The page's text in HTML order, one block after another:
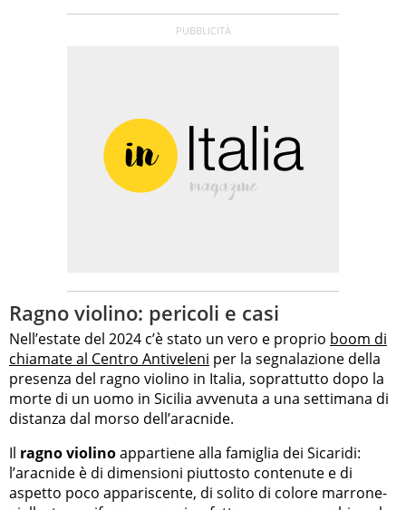
Ragno violino: pericoli e casi
Nell’estate del 2024 c’è stato un vero e proprio boom di
chiamate al Centro Antiveleni per la segnalazione della
presenza del ragno violino in Italia, soprattutto dopo la
morte di un uomo in Sicilia avvenuta a una settimana di
distanza dal morso dell’aracnide.
Il ragno violinoappartiene alla famiglia dei Sicaridi:
l’aracnide è di dimensioni piuttosto contenute e di
aspetto poco appariscente, di solito di colore marrone-